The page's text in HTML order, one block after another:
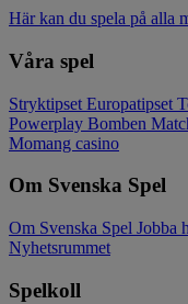
Här kan du spela på alla
Våra spel
Stryktipset Europatipset
Powerplay Bomben
Momang casino
Om Svenska Spel
Om Svenska Spel Jobba
Nyhetsrummet
Spelkoll